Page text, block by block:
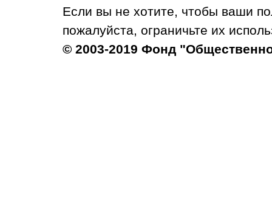
Если вы не хотите, чтобы ваши
пожалуйста, ограничьте их
© 2003-2019 Фонд